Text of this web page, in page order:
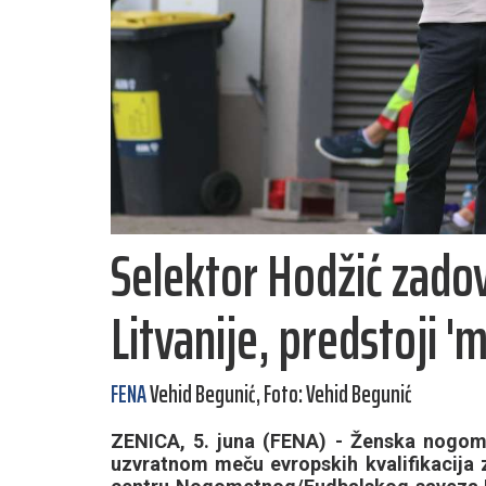
Selektor Hodžić
Litvanije, predstoji
FENAVehid Begunić, Foto: Vehid Begunić
ZENICA, 5. juna (FENA) - Ženska
uzvratnom meču evropskih kvalifikacija